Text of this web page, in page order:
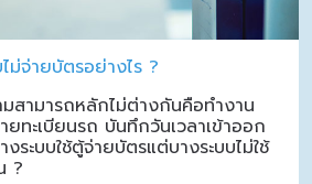
ม่จ่ายบัตรอย่างไร ?
สามารถหลักไม่ต่างกันคือทำงาน
ทะเบียนรถ บันทึกวันเวลาเข้าออก
ะบบใช้ตู้จ่ายบัตรแต่บางระบบไม่ใช้
?